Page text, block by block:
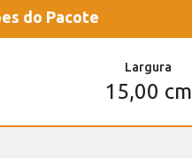
do Pacote
Largura
15,00 cm